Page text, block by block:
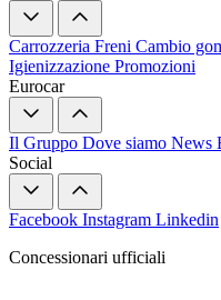
Carrozzeria Freni Cambio
Igienizzazione Promozioni
Eurocar
Il Gruppo Dove siamo News
Social
Facebook Instagram Linkedin
Concessionari ufficiali